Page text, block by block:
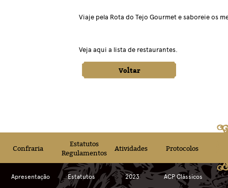
Viaje pela Rota do Tejo Gourmet e saboreie os
Veja aqui a lista de restaurantes.
Voltar
Confraria
Estatutos
Regulamentos
Atividades Protocolos
Apresentação Estatutos 2023 ACP Clássicos